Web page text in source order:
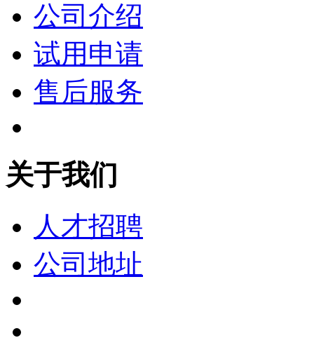
公司介绍
试用申请
售后服务
关于我们
人才招聘
公司地址